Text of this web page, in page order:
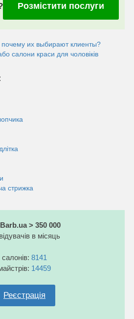
Розмістити послуги
их выбирают клиенты?
салони краси для чоловіків
стрижка
> 350 000
в місяць
салонів: 8141
14459
Реєстрація